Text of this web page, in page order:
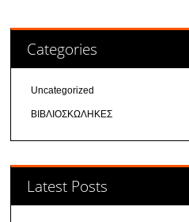
Categories
Uncategorized
ΒΙΒΛΙΟΣΚΩΛΗΚΕΣ
Latest Posts